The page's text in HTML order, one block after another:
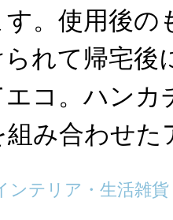
。使用後の
れて帰宅後
エコ。ハン
組み合わせた
ンテリア・生活雑貨